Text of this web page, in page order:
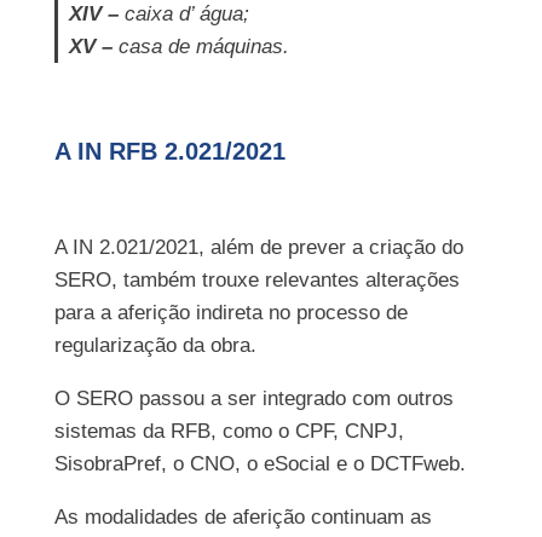
XIV – caixa d’ água;
XV –casa de máquinas.
A IN RFB 2.021/2021
A IN 2.021/2021, além de prever a criação do
SERO, também trouxe relevantes alterações
para a aferição indireta no processo de
regularização da obra.
O SERO passou a ser integrado com outros
sistemas da RFB, como o CPF, CNPJ,
SisobraPref, o CNO, o eSocial e o DCTFweb.
As modalidades de aferição continuam as